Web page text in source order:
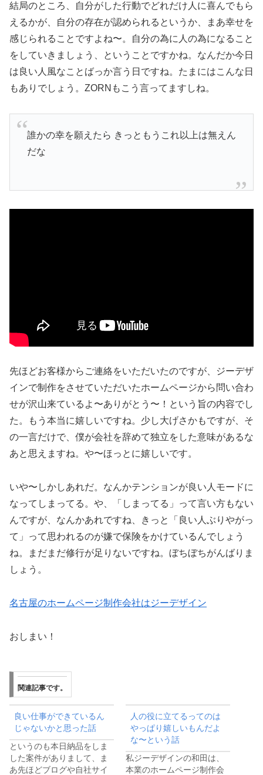
結局のところ、自分がした行動でどれだけ人に喜んでもら
えるかが、自分の存在が認められるというか、まあ幸せを
感じられることですよね〜。自分の為に人の為になること
をしていきましょう、ということですかね。なんだか今日
は良い人風なことばっか言う日ですね。たまにはこんな日
もありでしょう。ZORNもこう言ってますしね。
誰かの幸を願えたら きっともうこれ以上は無えん
だな
先ほどお客様からご連絡をいただいたのですが、ジーデザ
インで制作をさせていただいたホームページから問い合わ
せが沢山来ているよ〜ありがとう〜！という旨の内容でし
た。もう本当に嬉しいですね。少し大げさかもですが、そ
の一言だけで、僕が会社を辞めて独立をした意味があるな
あと思えますね。や〜ほっとに嬉しいです。
いや〜しかしあれだ。なんかテンションが良い人モードに
なってしまってる。や、「しまってる」って言い方もない
んですが、なんかあれですね、きっと「良い人ぶりやがっ
て」って思われるのが嫌で保険をかけているんでしょう
ね。まだまだ修行が足りないですね。ぼちぼちがんばりま
しょう。
名古屋のホームページ制作会社はジーデザイン
おしまい！
関連記事です。
良い仕事ができているん
じゃないかと思った話
というのも本日納品をしま
した案件がありまして、ま
あ先ほどブログや自社サイ
人の役に立てるってのは
やっぱり嬉しいもんだよ
な〜という話
私ジーデザインの和田は、
本業のホームページ制作会